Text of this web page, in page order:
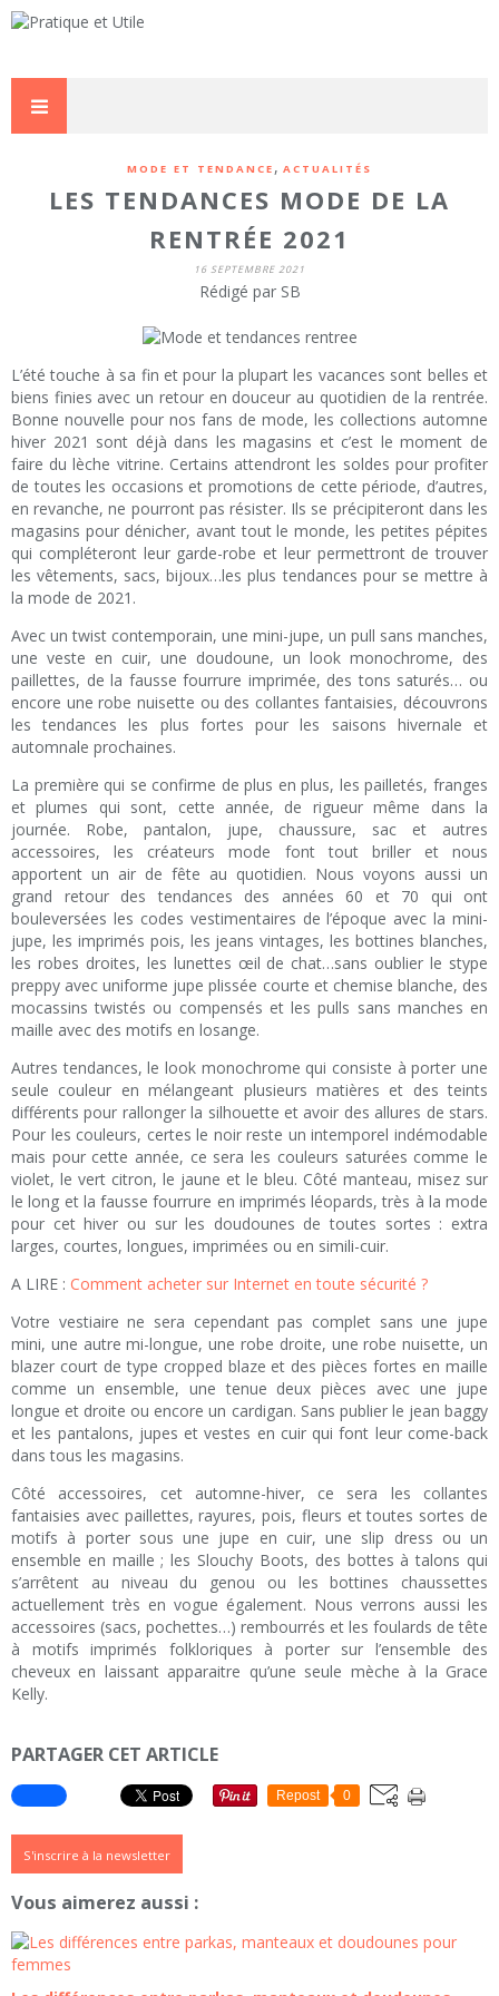
MODE ET TENDANCE , ACTUALITÉS
LES TENDANCES MODE DE LA
RENTRÉE 2021
16 SEPTEMBRE 2021
Rédigé par SB
L’été touche à sa fin et pour la plupart les vacances sont belles et
biens finies avec un retour en douceur au quotidien de la rentrée.
Bonne nouvelle pour nos fans de mode, les collections automne
hiver 2021 sont déjà dans les magasins et c’est le moment de
faire du lèche vitrine. Certains attendront les soldes pour profiter
de toutes les occasions et promotions de cette période, d’autres,
en revanche, ne pourront pas résister. Ils se précipiteront dans les
magasins pour dénicher, avant tout le monde, les petites pépites
qui compléteront leur garde-robe et leur permettront de trouver
les vêtements, sacs, bijoux…les plus tendances pour se mettre à
la mode de 2021.
Avec un twist contemporain, une mini-jupe, un pull sans manches,
une veste en cuir, une doudoune, un look monochrome, des
paillettes, de la fausse fourrure imprimée, des tons saturés… ou
encore une robe nuisette ou des collantes fantaisies, découvrons
les tendances les plus fortes pour les saisons hivernale et
automnale prochaines.
La première qui se confirme de plus en plus, les pailletés, franges
et plumes qui sont, cette année, de rigueur même dans la
journée. Robe, pantalon, jupe, chaussure, sac et autres
accessoires, les créateurs mode font tout briller et nous
apportent un air de fête au quotidien. Nous voyons aussi un
grand retour des tendances des années 60 et 70 qui ont
bouleversées les codes vestimentaires de l’époque avec la mini-
jupe, les imprimés pois, les jeans vintages, les bottines blanches,
les robes droites, les lunettes œil de chat…sans oublier le stype
preppy avec uniforme jupe plissée courte et chemise blanche, des
mocassins twistés ou compensés et les pulls sans manches en
maille avec des motifs en losange.
Autres tendances, le look monochrome qui consiste à porter une
seule couleur en mélangeant plusieurs matières et des teints
différents pour rallonger la silhouette et avoir des allures de stars.
Pour les couleurs, certes le noir reste un intemporel indémodable
mais pour cette année, ce sera les couleurs saturées comme le
violet, le vert citron, le jaune et le bleu. Côté manteau, misez sur
le long et la fausse fourrure en imprimés léopards, très à la mode
pour cet hiver ou sur les doudounes de toutes sortes : extra
larges, courtes, longues, imprimées ou en simili-cuir.
A LIRE : Comment acheter sur Internet en toute sécurité ?
Votre vestiaire ne sera cependant pas complet sans une jupe
mini, une autre mi-longue, une robe droite, une robe nuisette, un
blazer court de type cropped blaze et des pièces fortes en maille
comme un ensemble, une tenue deux pièces avec une jupe
longue et droite ou encore un cardigan. Sans publier le jean baggy
et les pantalons, jupes et vestes en cuir qui font leur come-back
dans tous les magasins.
Côté accessoires, cet automne-hiver, ce sera les collantes
fantaisies avec paillettes, rayures, pois, fleurs et toutes sortes de
motifs à porter sous une jupe en cuir, une slip dress ou un
ensemble en maille ; les Slouchy Boots, des bottes à talons qui
s’arrêtent au niveau du genou ou les bottines chaussettes
actuellement très en vogue également. Nous verrons aussi les
accessoires (sacs, pochettes…) rembourrés et les foulards de tête
à motifs imprimés folkloriques à porter sur l’ensemble des
cheveux en laissant apparaitre qu’une seule mèche à la Grace
Kelly.
PARTAGER CET ARTICLE
Repost 0
S'inscrire à la newsletter
Vous aimerez aussi :